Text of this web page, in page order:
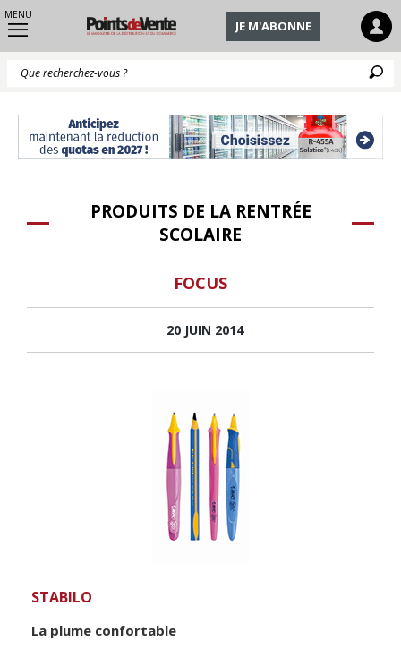
MENU
JE M'ABONNE
PRODUITS DE LA RENTRÉE
SCOLAIRE
FOCUS
20 JUIN 2014
STABILO
La plume confortable